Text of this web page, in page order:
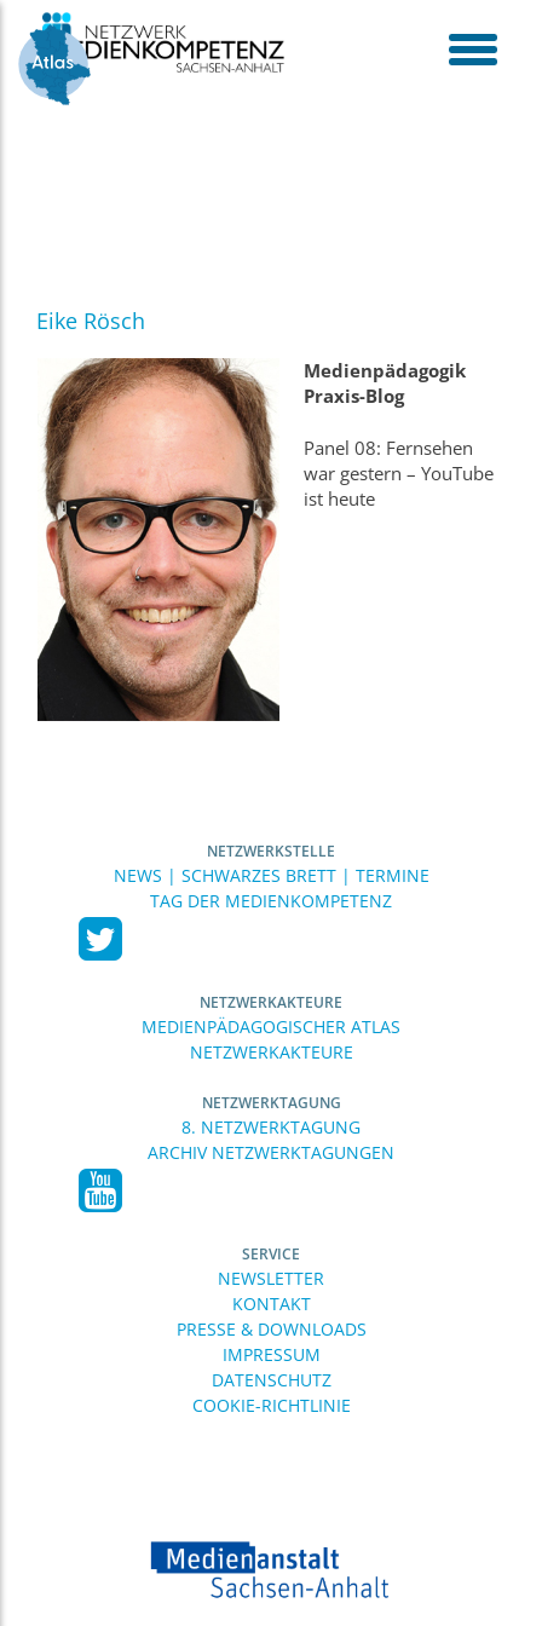
toggle
menu
Skip
content
Eike Rösch
Medienpädagogik
Praxis-Blog
Panel 08: Fernsehen
war gestern – YouTube
ist heute
NETZWERKSTELLE
NEWS | SCHWARZES BRETT | TERMINE
TAG DER MEDIENKOMPETENZ
NETZWERKAKTEURE
MEDIENPÄDAGOGISCHER ATLAS
NETZWERKAKTEURE
NETZWERKTAGUNG
8. NETZWERKTAGUNG
ARCHIV NETZWERKTAGUNGEN
SERVICE
NEWSLETTER
KONTAKT
PRESSE & DOWNLOADS
IMPRESSUM
DATENSCHUTZ
COOKIE-RICHTLINIE